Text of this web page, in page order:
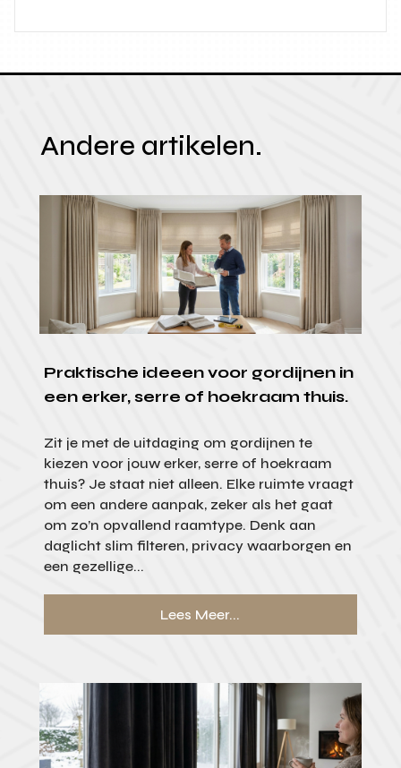
Andere artikelen.
Praktische ideeen voor gordijnen in
een erker, serre of hoekraam thuis.
Zit je met de uitdaging om gordijnen te
kiezen voor jouw erker, serre of hoekraam
thuis? Je staat niet alleen. Elke ruimte vraagt
om een andere aanpak, zeker als het gaat
om zo’n opvallend raamtype. Denk aan
daglicht slim filteren, privacy waarborgen en
een gezellige...
Lees Meer...